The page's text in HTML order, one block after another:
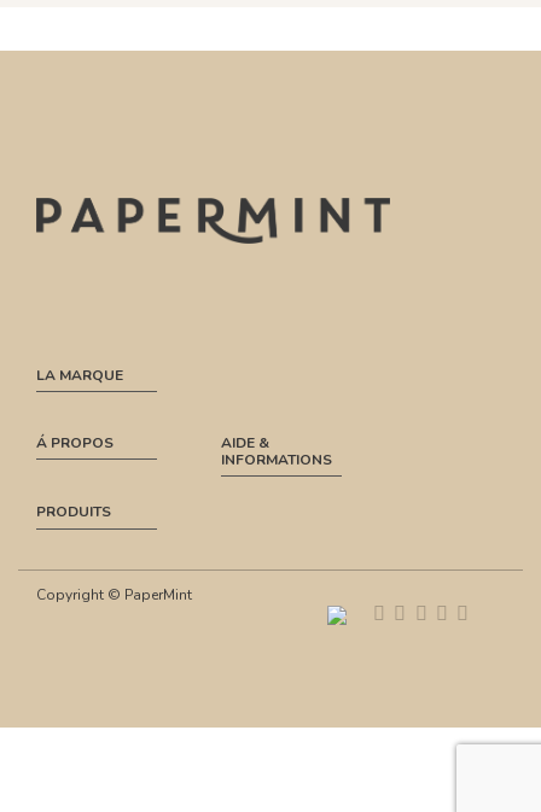
LA MARQUE
Á PROPOS
AIDE &
INFORMATIONS
PRODUITS
Copyright © PaperMint